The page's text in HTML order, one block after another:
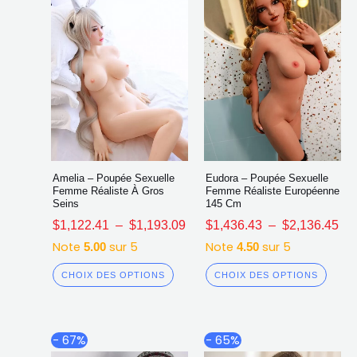
Amelia – Poupée Sexuelle
Femme Réaliste À Gros
Seins
$1,122.41 – $1,193.09
Note 5.00sur 5
CHOIX DES OPTIONS
produit
Eudora – Poupée Sexuelle
Femme Réaliste Européenne
145 Cm
$1,436.43 – $2,136.45
Note 4.50sur 5
CHOIX DES OPTIONS
sur
la
page
du
- 67%
Plage- 65%